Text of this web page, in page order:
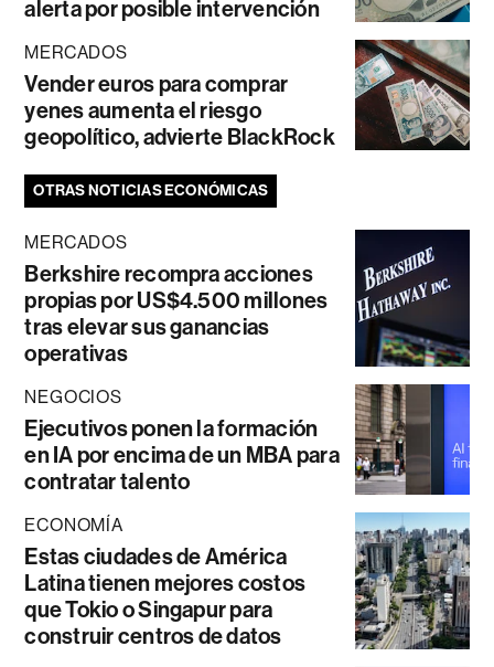
alerta por posible intervención
MERCADOS
Vender euros para comprar
yenes aumenta el riesgo
geopolítico, advierte BlackRock
OTRAS NOTICIAS ECONÓMICAS
MERCADOS
Berkshire recompra acciones
propias por US$4.500 millones
tras elevar sus ganancias
operativas
NEGOCIOS
Ejecutivos ponen la formación
en IA por encima de un MBA para
contratar talento
ECONOMÍA
Estas ciudades de América
Latina tienen mejores costos
que Tokio o Singapur para
construir centros de datos